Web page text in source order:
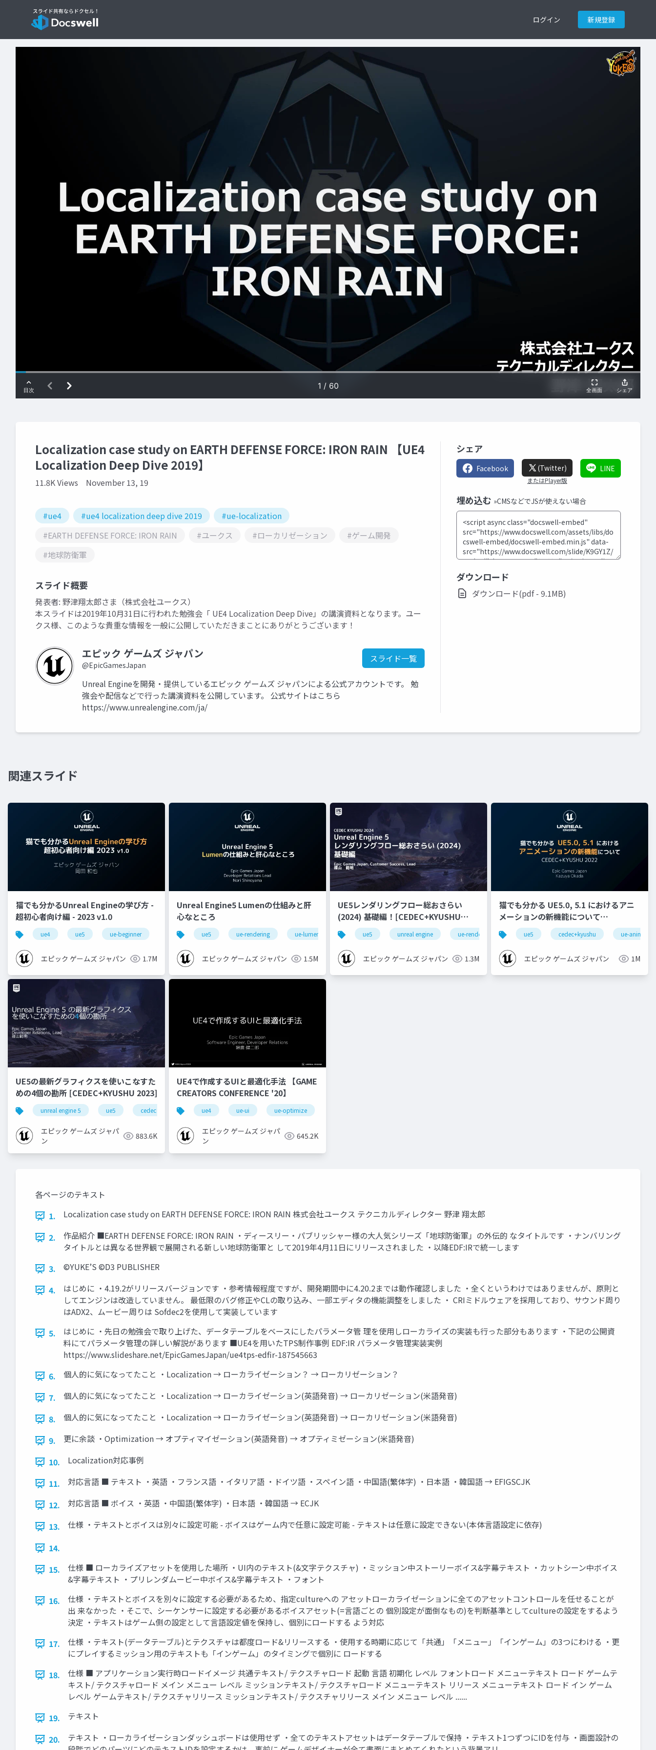
ログイン 新規登録
Localization case study on EARTH DEFENSE FORCE: IRON RAIN 【UE4
Localization Deep Dive 2019】
11.8K Views November 13, 19
#ue4 #ue4 localization deep dive 2019
#ue-localization
#EARTH DEFENSE FORCE: IRON RAIN
#ユークス #ローカリゼーション
#ゲーム開発
#地球防衛軍
スライド概要
発表者: 野津翔太郎さま（株式会社ユークス）
本スライドは2019年10月31日に行われた勉強会「 UE4 Localization Deep Dive」の講演資料となります。ユー
クス様、このような貴重な情報を一般に公開していただきまことにありがとうございます！
エピック ゲームズ ジャパン
@EpicGamesJapan
スライド一覧
Unreal Engineを開発・提供しているエピック ゲームズ ジャパンによる公式アカウントです。 勉
強会や配信などで行った講演資料を公開しています。 公式サイトはこちら
https://www.unrealengine.com/ja/
シェア
Facebook (Twitter)
またはPlayer版
LINE
埋め込む »CMSなどでJSが使えない場合
ダウンロード
ダウンロード(pdf - 9.1MB)
関連スライド
猫でも分かるUnreal Engineの学び方 -
超初心者向け編 - 2023 v1.0
ue4 ue5 ue-beginner
エピック ゲームズ ジャパン 1.7M
Unreal Engine5 Lumenの仕組みと肝
心なところ
ue5 ue-rendering ue-lumen
エピック ゲームズ ジャパン 1.5M
UE5レンダリングフロー総おさらい
(2024) 基礎編！[CEDEC+KYUSHU
2024] ue5 unreal engine ue-rendering
エピック ゲームズ ジャパン 1.3M
猫でも分かる UE5.0, 5.1 におけるアニ
メーションの新機能について
【CEDEC+KYUSHU 2022】
ue5 cedec+kyushu ue-
エピック ゲームズ ジャパン 1M
UE5の最新グラフィクスを使いこなすた
めの4個の勘所 [CEDEC+KYUSHU 2023]
unreal engine 5 ue5 cedec cedec+kyushu
エピック ゲームズ ジャパ
ン
883.6K
UE4で作成するUIと最適化手法 【GAME
CREATORS CONFERENCE '20】
ue4 ue-ui ue-optimize
エピック ゲームズ ジャパ
ン
645.2K
各ページのテキスト
1.
Localization case study on EARTH DEFENSE FORCE: IRON RAIN 株式会社ユークス テクニカルディレクター 野津 翔太郎
2.
作品紹介 ■EARTH DEFENSE FORCE: IRON RAIN ・ディースリー・パブリッシャー様の大人気シリーズ「地球防衛軍」の外伝的 なタイトルです ・ナンバリング
タイトルとは異なる世界観で展開される新しい地球防衛軍と して2019年4月11日にリリースされました ・以降EDF:IRで統一します
3.
©YUKE’S ©D3 PUBLISHER
4.
はじめに ・4.19.2がリリースバージョンです ・参考情報程度ですが、開発期間中に4.20.2までは動作確認しました ・全くというわけではありませんが、原則と
してエンジンは改造していません。 最低限のバグ修正やCLの取り込み、一部エディタの機能調整をしました ・ CRIミドルウェアを採用しており、サウンド周り
はADX2、ムービー周りは Sofdec2を使用して実装しています
5.
はじめに ・先日の勉強会で取り上げた、データテーブルをベースにしたパラメータ管 理を使用しローカライズの実装も行った部分もあります ・下記の公開資
料にてパラメータ管理の詳しい解説があります ■UE4を用いたTPS制作事例 EDF:IR パラメータ管理実装実例
https://www.slideshare.net/EpicGamesJapan/ue4tps-edfir-187545663
6.
個人的に気になってたこと ・Localization → ローカライゼーション？ → ローカリゼーション？
7.
個人的に気になってたこと ・Localization → ローカライゼーション(英語発音) → ローカリゼーション(米語発音)
8.
個人的に気になってたこと ・Localization → ローカライゼーション(英語発音) → ローカリゼーション(米語発音)
9.
更に余談 ・Optimization → オプティマイゼーション(英語発音) → オプティミゼーション(米語発音)
10.
Localization対応事例
11.
対応言語 ■ テキスト ・英語 ・フランス語 ・イタリア語 ・ドイツ語 ・スペイン語 ・中国語(繁体字) ・日本語 ・韓国語 → EFIGSCJK
12.
対応言語 ■ ボイス ・英語 ・中国語(繁体字) ・日本語 ・韓国語 → ECJK
13.
仕様 ・テキストとボイスは別々に設定可能 - ボイスはゲーム内で任意に設定可能 - テキストは任意に設定できない(本体言語設定に依存)
14.
15.
仕様 ■ ローカライズアセットを使用した場所 ・UI内のテキスト(&文字テクスチャ) ・ミッション中ストーリーボイス&字幕テキスト ・カットシーン中ボイス
&字幕テキスト ・プリレンダムービー中ボイス&字幕テキスト ・フォント
16.
仕様 ・テキストとボイスを別々に設定する必要があるため、指定cultureへの アセットローカライゼーションに全てのアセットコントロールを任せることが
出 来なかった ・そこで、シーケンサーに設定する必要があるボイスアセット(=言語ごとの 個別設定が面倒なもの)を判断基準としてcultureの設定をするよう
決定 ・テキストはゲーム側の設定として言語設定値を保持し、個別にロードする よう対応
17.
仕様 ・テキスト(データテーブル)とテクスチャは都度ロード&リリースする ・使用する時期に応じて「共通」「メニュー」「インゲーム」の3つにわける ・更
にプレイするミッション用のテキストも「インゲーム」のタイミングで個別に ロードする
18.
仕様 ■ アプリケーション実行時ロードイメージ 共通テキスト/ テクスチャロード 起動 言語 初期化 レベル フォントロード メニューテキスト ロード ゲームテ
キスト/ テクスチャロード メイン メニュー レベル ミッションテキスト/ テクスチャロード メニューテキスト リリース メニューテキスト ロード イン ゲーム
レベル ゲームテキスト/ テクスチャリリース ミッションテキスト/ テクスチャリリース メイン メニュー レベル ......
19.
テキスト
20.
テキスト ・ローカライゼーションダッシュボードは使用せず ・全てのテキストアセットはデータテーブルで保持 ・テキスト1つずつにIDを付与 ・画面設計の